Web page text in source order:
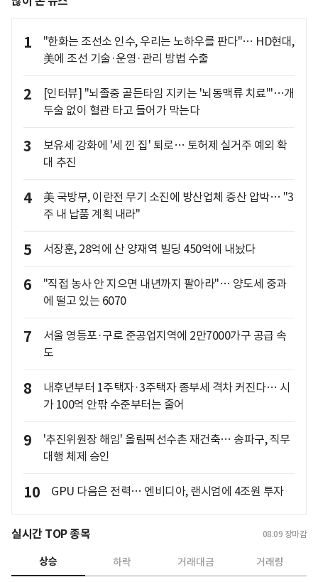
1
"한화는 조선소 인수, 우리는 노하우를 판다"… HD현대,
美에 조선 기술·운영·관리 방법 수출
2
[인터뷰] "뇌졸중 골든타임 지키는 '뇌동맥류 치료'"…개
두술 없이 혈관 타고 들어가 막는다
3
보유세 강화에 '세 낀 집' 퇴로… 토허제 실거주 예외 확
대 추진
4
美 국방부, 이란전 무기 소진에 방산업체 증산 압박… "3
주 내 납품 계획 내라"
5 서장훈, 28억에 산 양재역 빌딩 450억에 내놨다
6
"직접 농사 안 지으면 내년까지 팔아라"… 양도세 중과
에 떨고 있는 6070
7
서울 영등포·구로 준공업지역에 2만7000가구 공급 속
도
8
내후년부터 1주택자·3주택자 종부세 격차 커진다… 시
가 100억 안팎 수준부터는 줄어
9
'추진위원장 해임' 올림픽선수촌 재건축… 송파구, 직무
대행 체제 승인
10 GPU 다음은 전력… 엔비디아, 랜시엄에 4조원 투자
실시간 TOP 종목 08.09 장마감
상승 하락 거래대금 거래량